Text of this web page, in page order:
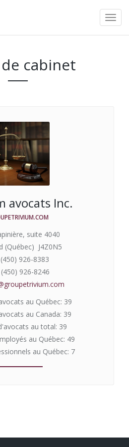
cabinet
avocats Inc.
suite 4040
(Québec) J4Z0N5
926-8383
(450) 926-8246
au Québec: 39
au Canada: 39
au total: 39
au Québec: 49
au Québec: 7